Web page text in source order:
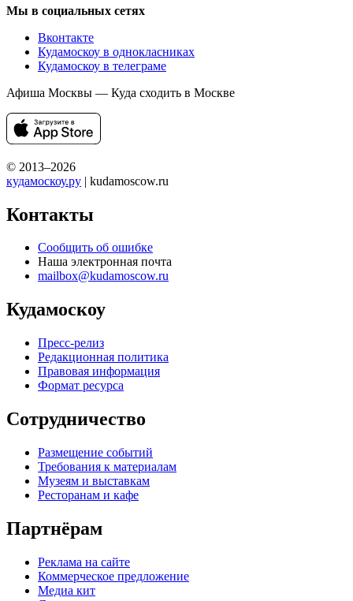
Мы в социальных сетях
Вконтакте
Кудамоскоу в однокласниках
Кудамоскоу в телеграме
Афиша Москвы — Куда сходить в Москве
© 2013–2026
кудамоскоу.ру | kudamoscow.ru
Контакты
Сообщить об ошибке
Наша электронная почта
mailbox@kudamoscow.ru
Кудамоскоу
Пресс-релиз
Редакционная политика
Правовая информация
Формат ресурса
Сотрудничество
Размещение событий
Требования к материалам
Музеям и выставкам
Ресторанам и кафе
Партнёрам
Реклама на сайте
Коммерческое предложение
Медиа кит